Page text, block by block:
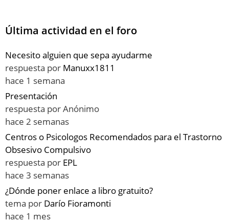
Última actividad en el foro
Necesito alguien que sepa ayudarme
respuesta por Manuxx1811
hace 1 semana
Presentación
respuesta porAnónimo
hace 2 semanas
Centros o Psicologos Recomendados para el Trastorno
Obsesivo Compulsivo
respuesta por EPL
hace 3 semanas
¿Dónde poner enlace a libro gratuito?
tema por Darío Fioramonti
hace 1 mes